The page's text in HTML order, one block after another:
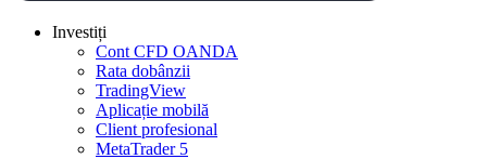
Investiți
Cont CFD OANDA
Rata dobânzii
TradingView
Aplicație mobilă
Client profesional
MetaTrader 5